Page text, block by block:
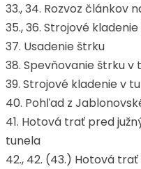
33., 34. Rozvoz článkov
35., 36. Strojové
37. Usadenie štrku
38. Spevňovanie štrku v
39. Strojové kladenie v
40. Pohľad z
41. Hotová trať pred
tunela
42., 42. (43.) Hotová